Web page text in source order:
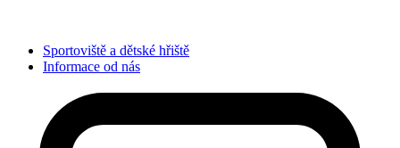
Sportoviště a dětské hřiště
Informace od nás